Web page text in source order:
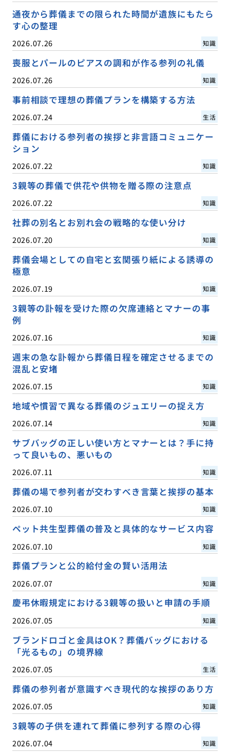
通夜から葬儀までの限られた時間が遺族にもたら
す心の整理
2026.07.26 知識
喪服とパールのピアスの調和が作る参列の礼儀
2026.07.26 知識
事前相談で理想の葬儀プランを構築する方法
2026.07.24 生活
葬儀における参列者の挨拶と非言語コミュニケー
ション
2026.07.22 知識
3親等の葬儀で供花や供物を贈る際の注意点
2026.07.22 知識
社葬の別名とお別れ会の戦略的な使い分け
2026.07.20 知識
葬儀会場としての自宅と玄関張り紙による誘導の
極意
2026.07.19 知識
3親等の訃報を受けた際の欠席連絡とマナーの事
例
2026.07.16 知識
週末の急な訃報から葬儀日程を確定させるまでの
混乱と安堵
2026.07.15 知識
地域や慣習で異なる葬儀のジュエリーの捉え方
2026.07.14 知識
サブバッグの正しい使い方とマナーとは？手に持
って良いもの、悪いもの
2026.07.11 知識
葬儀の場で参列者が交わすべき言葉と挨拶の基本
2026.07.10 知識
ペット共生型葬儀の普及と具体的なサービス内容
2026.07.10 知識
葬儀プランと公的給付金の賢い活用法
2026.07.07 知識
慶弔休暇規定における3親等の扱いと申請の手順
2026.07.05 知識
ブランドロゴと金具はOK？葬儀バッグにおける
「光るもの」の境界線
2026.07.05 生活
葬儀の参列者が意識すべき現代的な挨拶のあり方
2026.07.05 知識
3親等の子供を連れて葬儀に参列する際の心得
2026.07.04 知識